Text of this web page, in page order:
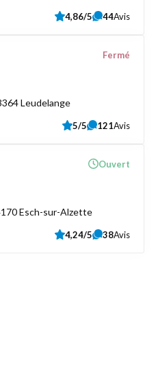
4,86/5 44Avis
Leudelange
Fermé
5/5 121Avis
Esch-sur-Alzette
Ouvert
4,24/5 38Avis